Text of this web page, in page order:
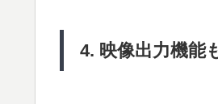
4. 映像出力機能